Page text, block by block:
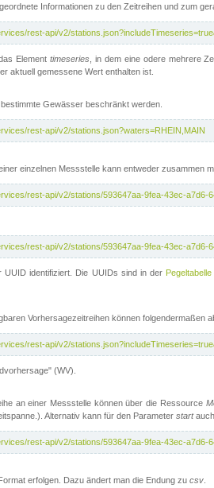
Informationen zu den Zeitreihen und zum
rest-api/v2/
Elementtimeseries , in dem eine odere mehrere
aktuell gemessene Wert enthalten ist.
Gewässer beschränkt werden.
rest-api/v2/stations.json?waters=RHEIN,MAIN
einzelnen Messstelle kann entweder zusammen
rest-api/v2/stations/593647aa-9fea-43ec-a7d6-
rest-api/v2/stations/593647aa-9fea-43ec-a7d6-
UUID identifiziert. Die UUIDs sind in der Pegeltabelle
Vorhersagezeitreihen können folgendermaßen
rest-api/v2/
(WV).
an einer Messstelle können über die Ressource
Alternativ kann für den Parameter start
rest-api/v2/stations/593647aa-9fea-43ec-a7d6-
erfolgen. Dazu ändert man die Endung zu csv